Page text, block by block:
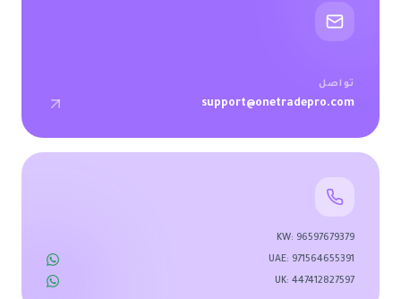
تواصل
support@onetradepro.com
KW: 96597679379
UAE: 971564655391
UK: 447412827597